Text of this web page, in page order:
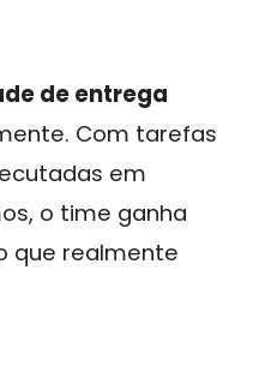
de entrega
Com tarefas
em
o time ganha
que realmente